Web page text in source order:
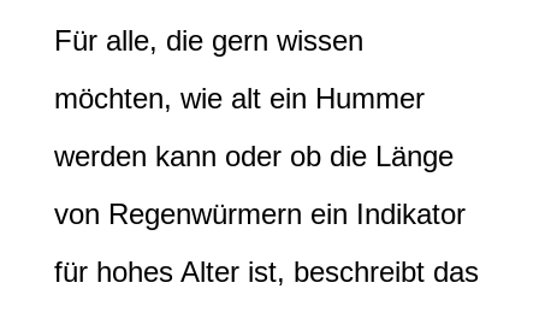
Für alle, die gern wissen
möchten, wie alt ein Hummer
werden kann oder ob die Länge
von Regenwürmern ein Indikator
für hohes Alter ist, beschreibt das